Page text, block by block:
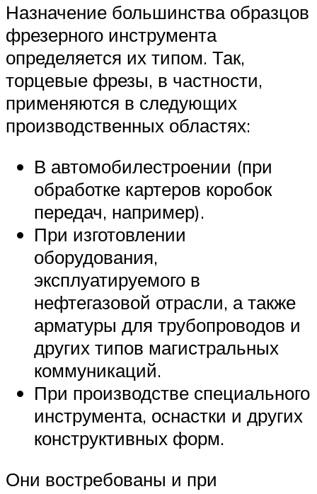
Назначение большинства образцов
фрезерного инструмента
определяется их типом. Так,
торцевые фрезы, в частности,
применяются в следующих
производственных областях:
В автомобилестроении (при
обработке картеров коробок
передач, например).
При изготовлении
оборудования,
эксплуатируемого в
нефтегазовой отрасли, а также
арматуры для трубопроводов и
других типов магистральных
коммуникаций.
При производстве специального
инструмента, оснастки и других
конструктивных форм.
Они востребованы и при